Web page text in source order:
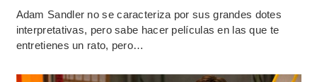
Adam Sandler no se caracteriza por sus grandes dotes
interpretativas, pero sabe hacer películas en las que te
entretienes un rato, pero…